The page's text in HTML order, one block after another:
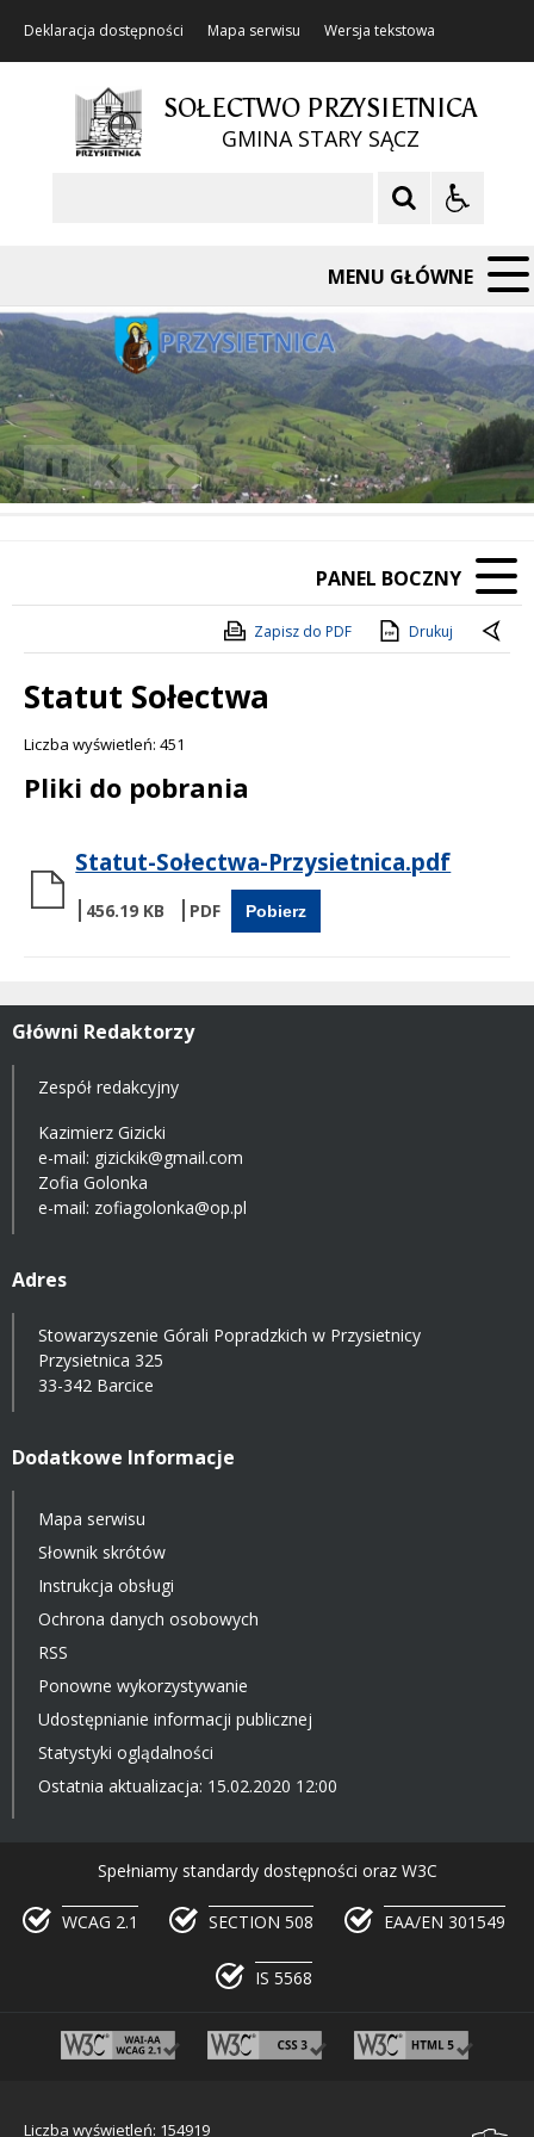
Deklaracja dostępności Mapa serwisu Wersja tekstowa
SOŁECTWO PRZYSIETNICA
GMINA STARY SĄCZ
MENU GŁÓWNE
Poprzedni Element
Następny Element
❚❚
PANEL BOCZNY
Zapisz do PDF Drukuj
Statut Sołectwa
Liczba wyświetleń: 451
Treść
Pliki do pobrania
Statut-Sołectwa-Przysietnica.pdf
456.19 KB Pobierz
Główni Redaktorzy
Zespół redakcyjny
Kazimierz Gizicki
e-mail: gizickik@gmail.com
Zofia Golonka
e-mail: zofiagolonka@op.pl
Adres
Stowarzyszenie Górali Popradzkich w Przysietnicy
Przysietnica 325
33-342 Barcice
Dodatkowe Informacje
Mapa serwisu
Słownik skrótów
Instrukcja obsługi
Ochrona danych osobowych
RSS
Ponowne wykorzystywanie
Udostępnianie informacji publicznej
Statystyki oglądalności
Ostatnia aktualizacja: 15.02.2020 12:00
Spełniamy standardy dostępności oraz W3C
WCAG 2.1 SECTION 508 EAA/EN 301549
IS 5568
Liczba wyświetleń: 154919